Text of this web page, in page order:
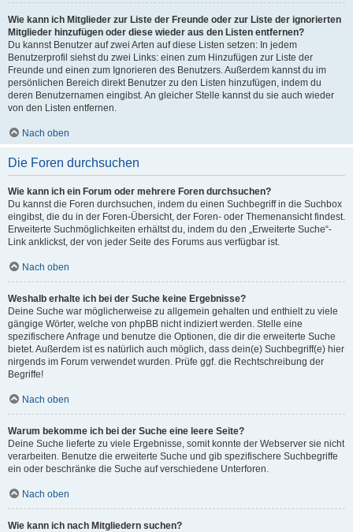
Wie kann ich Mitglieder zur Liste der Freunde oder zur Liste der ignorierten
Mitglieder hinzufügen oder diese wieder aus den Listen entfernen?
Du kannst Benutzer auf zwei Arten auf diese Listen setzen: In jedem
Benutzerprofil siehst du zwei Links: einen zum Hinzufügen zur Liste der
Freunde und einen zum Ignorieren des Benutzers. Außerdem kannst du im
persönlichen Bereich direkt Benutzer zu den Listen hinzufügen, indem du
deren Benutzernamen eingibst. An gleicher Stelle kannst du sie auch wieder
von den Listen entfernen.
Nach oben
Die Foren durchsuchen
Wie kann ich ein Forum oder mehrere Foren durchsuchen?
Du kannst die Foren durchsuchen, indem du einen Suchbegriff in die Suchbox
eingibst, die du in der Foren-Übersicht, der Foren- oder Themenansicht findest.
Erweiterte Suchmöglichkeiten erhältst du, indem du den „Erweiterte Suche“-
Link anklickst, der von jeder Seite des Forums aus verfügbar ist.
Nach oben
Weshalb erhalte ich bei der Suche keine Ergebnisse?
Deine Suche war möglicherweise zu allgemein gehalten und enthielt zu viele
gängige Wörter, welche von phpBB nicht indiziert werden. Stelle eine
spezifischere Anfrage und benutze die Optionen, die dir die erweiterte Suche
bietet. Außerdem ist es natürlich auch möglich, dass dein(e) Suchbegriff(e) hier
nirgends im Forum verwendet wurden. Prüfe ggf. die Rechtschreibung der
Begriffe!
Nach oben
Warum bekomme ich bei der Suche eine leere Seite?
Deine Suche lieferte zu viele Ergebnisse, somit konnte der Webserver sie nicht
verarbeiten. Benutze die erweiterte Suche und gib spezifischere Suchbegriffe
ein oder beschränke die Suche auf verschiedene Unterforen.
Nach oben
Wie kann ich nach Mitgliedern suchen?